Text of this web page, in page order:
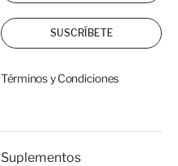
SUSCRÍBETE
Términos y Condiciones
Suplementos